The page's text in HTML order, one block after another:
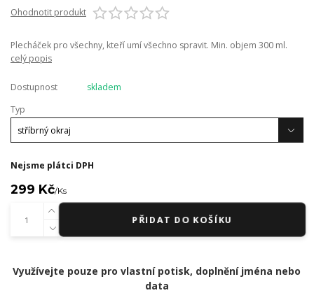
Ohodnotit produkt
Plecháček pro všechny, kteří umí všechno spravit. Min. objem 300 ml.
celý popis
Dostupnost
skladem
Typ
Nejsme plátci DPH
299 Kč/Ks
PŘIDAT DO KOŠÍKU
Využívejte pouze pro vlastní potisk, doplnění jména nebo
data